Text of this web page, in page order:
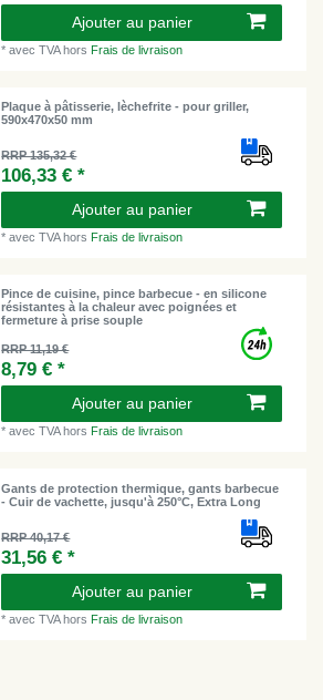
Ajouter au panier
*avec TVAhorsFrais de livraison
Plaque à pâtisserie, lèchefrite - pour griller,
590x470x50 mm
RRP 135,32 €
106,33 € *
Ajouter au panier
*avec TVAhorsFrais de livraison
Pince de cuisine, pince barbecue - en silicone
résistantes à la chaleur avec poignées et
fermeture à prise souple
RRP 11,19 €
8,79 € *
Ajouter au panier
*avec TVAhorsFrais de livraison
Gants de protection thermique, gants barbecue
- Cuir de vachette, jusqu'à 250°C, Extra Long
RRP 40,17 €
31,56 € *
Ajouter au panier
*avec TVAhorsFrais de livraison